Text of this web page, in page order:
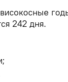
242 дня.